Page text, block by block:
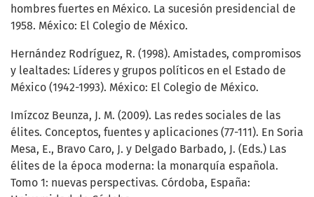
hombres fuertes en México. La sucesión presidencial de
1958. México: El Colegio de México.
Hernández Rodríguez, R. (1998). Amistades, compromisos
y lealtades: Líderes y grupos políticos en el Estado de
México (1942-1993). México: El Colegio de México.
Imízcoz Beunza, J. M. (2009). Las redes sociales de las
élites. Conceptos, fuentes y aplicaciones (77-111). En Soria
Mesa, E., Bravo Caro, J. y Delgado Barbado, J. (Eds.) Las
élites de la época moderna: la monarquía española.
Tomo 1: nuevas perspectivas. Córdoba, España: